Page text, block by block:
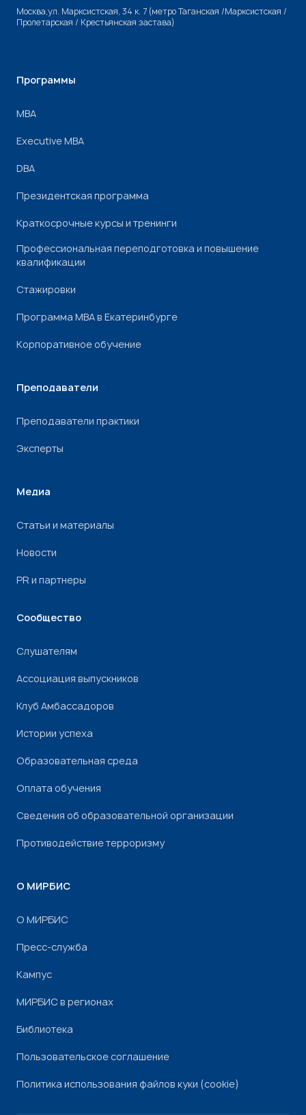
Москва,ул. Марксистская, 34 к. 7 (метро Таганская /Марксистская /
Пролетарская / Крестьянская застава)
Программы
МВА
Executive MBA
DBA
Президентская программа
Краткосрочные курсы и тренинги
Профессиональная переподготовка и повышение
квалификации
Стажировки
Программа МВА в Екатеринбурге
Корпоративное обучение
Преподаватели
Преподаватели практики
Эксперты
Медиа
Статьи и материалы
Новости
PR и партнеры
Сообщество
Слушателям
Ассоциация выпускников
Клуб Амбассадоров
Истории успеха
Образовательная среда
Оплата обучения
Сведения об образовательной организации
Противодействие терроризму
О МИРБИС
О МИРБИС
Пресс-служба
Кампус
МИРБИС в регионах
Библиотека
Пользовательское соглашение
Политика использования файлов куки (cookie)